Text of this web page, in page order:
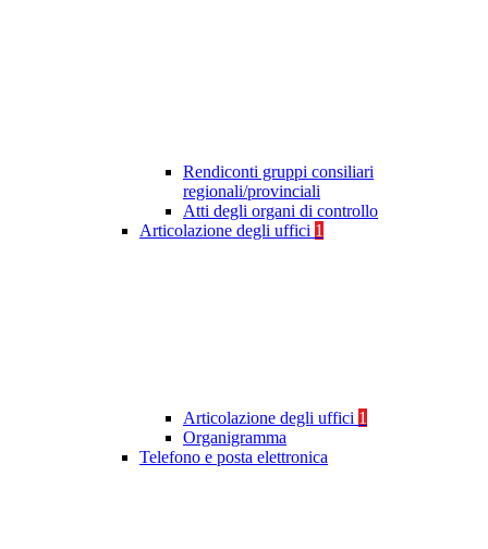
Rendiconti gruppi consiliari
regionali/provinciali
Atti degli organi di controllo
Articolazione degli uffici 1
Articolazione degli uffici 1
Organigramma
Telefono e posta elettronica